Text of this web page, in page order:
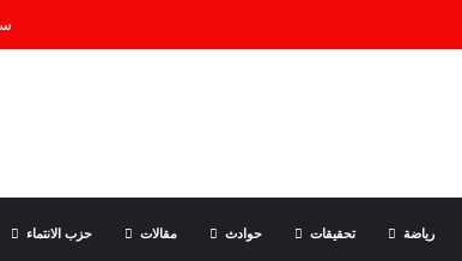
رياضة تحقيقات حوادث مقالات حزب الانتماء